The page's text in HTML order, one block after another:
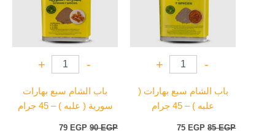
-
+
باب الشام سبع بهارات (
علبه ) – 45 جرام
85EGP
75 EGP
-
+
باب الشام سبع بهارات
سورية ( علبه ) – 45 جرام
90EGP
79 EGP